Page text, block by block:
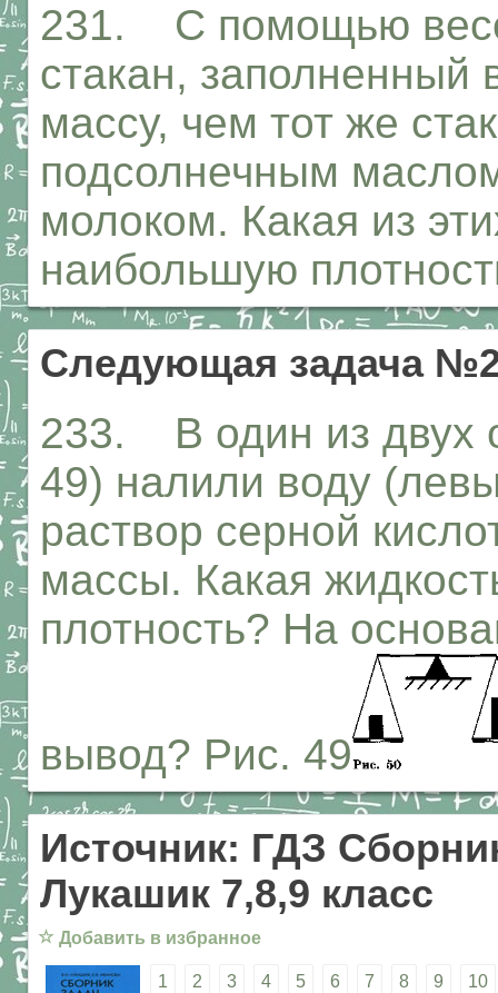
231. С помощью
стакан,
массу, чем тот же
подсолнечным
молоком. Какая из
наибольшую
Следующая задача
233. В один из двух
49) налили воду
раствор серной
массы. Какая
плотность? На
вывод? Рис. 49
Источник: ГДЗ
Лукашик 7,8,9 класс
☆ Добавить в избранное
1 2 3 4 5 6 7 8 9 10